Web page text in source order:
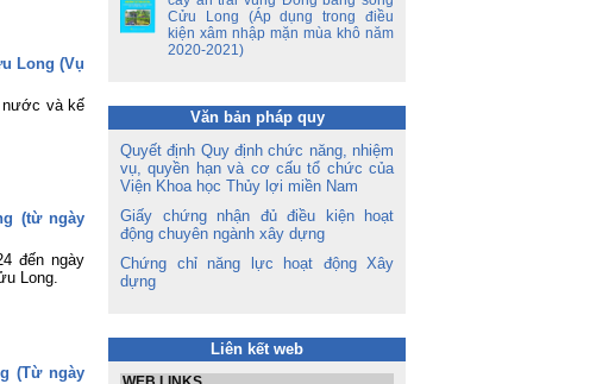
Long (Vụ
nước và kế
(từ ngày
đến ngày
Long.
(Từ ngày
Cửu Long (Áp dụng trong điều
kiện xâm nhập mặn mùa khô năm
2020-2021)
Văn bản pháp quy
Quyết định Quy định chức năng, nhiệm
vụ, quyền hạn và cơ cấu tổ chức của
Viện Khoa học Thủy lợi miền Nam
Giấy chứng nhận đủ điều kiện hoạt
động chuyên ngành xây dựng
Chứng chỉ năng lực hoạt động Xây
dựng
Liên kết web